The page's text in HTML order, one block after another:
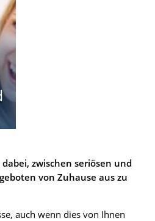
zwischen seriösen und
von Zuhause aus zu
auch wenn dies von Ihnen